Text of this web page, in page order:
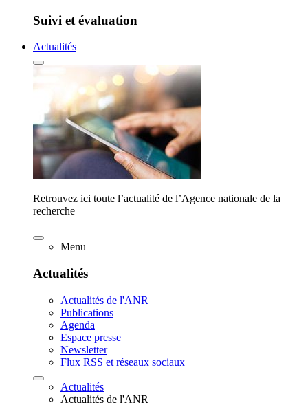
Suivi et évaluation
Actualités
Retrouvez ici toute l’actualité de l’Agence nationale de la
recherche
Menu
Actualités
Actualités de l'ANR
Publications
Agenda
Espace presse
Newsletter
Flux RSS et réseaux sociaux
Actualités
Actualités de l'ANR